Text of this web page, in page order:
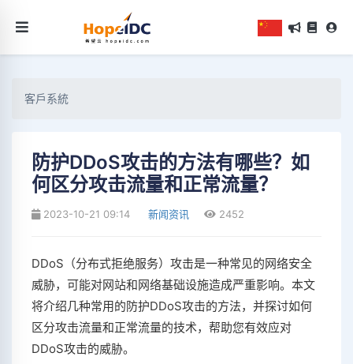
客戶系統
防护DDoS攻击的方法有哪些？如
何区分攻击流量和正常流量？
2023-10-21 09:14 新闻资讯 2452
DDoS（分布式拒绝服务）攻击是一种常见的网络安全
威胁，可能对网站和网络基础设施造成严重影响。本文
将介绍几种常用的防护DDoS攻击的方法，并探讨如何
区分攻击流量和正常流量的技术，帮助您有效应对
DDoS攻击的威胁。